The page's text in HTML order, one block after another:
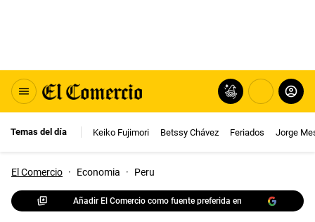
Temas del día Keiko Fujimori Betssy Chávez Feriados Jorge
El Comercio · Economia · Peru
Añadir El Comercio como fuente preferida en